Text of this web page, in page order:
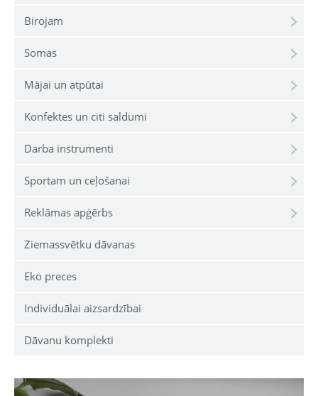
Birojam
Somas
Mājai un atpūtai
Konfektes un citi saldumi
Darba instrumenti
Sportam un ceļošanai
Reklāmas apģērbs
Ziemassvētku dāvanas
Eko preces
Individuālai aizsardzībai
Dāvanu komplekti